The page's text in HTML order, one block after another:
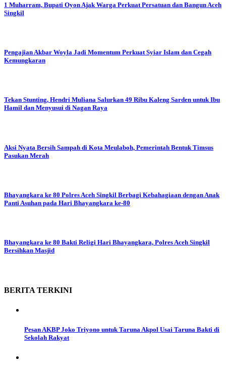
1 Muharram, Bupati Oyon Ajak Warga Perkuat Persatuan dan Bangun Aceh
Singkil
Pengajian Akbar Woyla Jadi Momentum Perkuat Syiar Islam dan Cegah
Kemungkaran
Tekan Stunting, Hendri Muliana Salurkan 49 Ribu Kaleng Sarden untuk Ibu
Hamil dan Menyusui di Nagan Raya
Aksi Nyata Bersih Sampah di Kota Meulaboh, Pemerintah Bentuk Timsus
Pasukan Merah
Bhayangkara ke 80 Polres Aceh Singkil Berbagi Kebahagiaan dengan Anak
Panti Asuhan pada Hari Bhayangkara ke-80
Bhayangkara ke 80 Bakti Religi Hari Bhayangkara, Polres Aceh Singkil
Bersihkan Masjid
BERITA TERKINI
Pesan AKBP Joko Triyono untuk Taruna Akpol Usai Taruna Bakti di
Sekolah Rakyat